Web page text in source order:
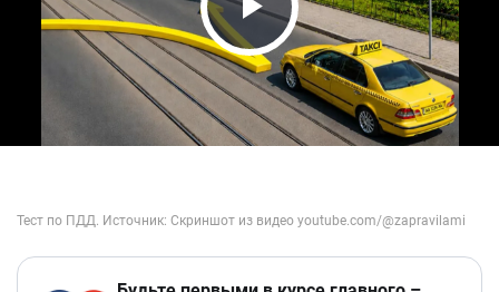
Play Video